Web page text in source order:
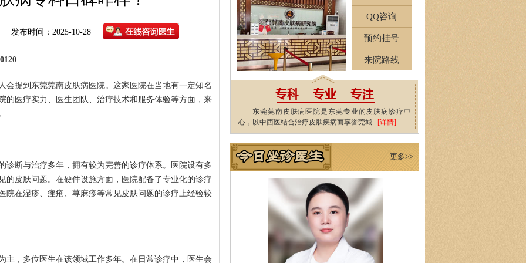
发布时间：2025-10-28
会提到东莞莞南皮肤病医院。这家医院在当地有一定知名
的医疗实力、医生团队、治疗技术和服务体验等方面，来
诊断与治疗多年，拥有较为完善的诊疗体系。医院设有多
的皮肤问题。在硬件设施方面，医院配备了专业化的诊疗
院在湿疹、痤疮、荨麻疹等常见皮肤问题的诊疗上经验较
主，多位医生在该领域工作多年。在日常诊疗中，医生会
QQ咨询
预约挂号
来院路线
东莞莞南皮肤病医院是东莞专业的皮肤病诊疗中
心，以中西医结合治疗皮肤疾病而享誉莞城...[详情]
更多>>